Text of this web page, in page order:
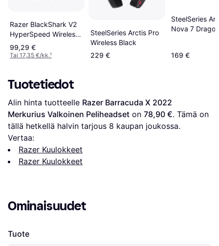
Razer BlackShark V2
HyperSpeed Wireless
Gaming Headset
99,29 €
Tai 17,35 €/kk.¹
SteelSeries Arctis Pro
Wireless Black
229 €
SteelSeries
Nova 7
169 €
Tuotetiedot
Alin hinta tuotteelle Razer Barracuda X 2022
Merkurius Valkoinen Peliheadset on 78,90 €. Tämä on
tällä hetkellä halvin tarjous 8 kaupan joukossa.
Vertaa:
Razer Kuulokkeet
Razer Kuulokkeet
Ominaisuudet
Tuote